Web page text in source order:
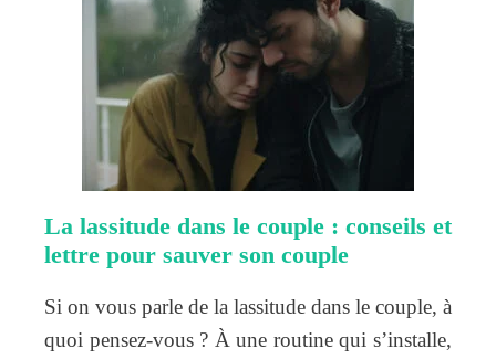
La lassitude dans le couple : conseils et
lettre pour sauver son couple
Si on vous parle de la lassitude dans le couple, à
quoi pensez-vous ? À une routine qui s’installe,